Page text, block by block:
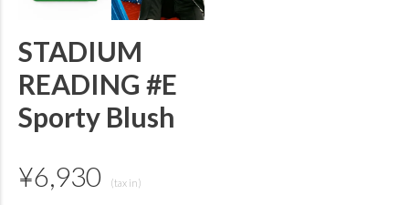
STADIUM
READING #E
Sporty Blush
¥6,930